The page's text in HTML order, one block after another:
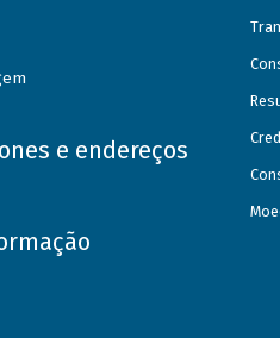
e endereços